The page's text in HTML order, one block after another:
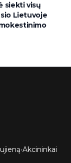
siekti visų
Lietuvoje
•Akcininkai